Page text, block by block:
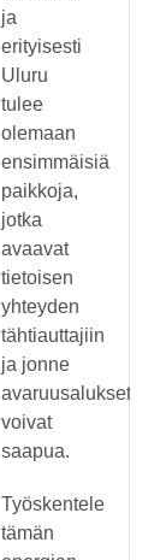
ja
erityisesti
Uluru
tulee
olemaan
ensimmäisiä
paikkoja,
jotka
avaavat
tietoisen
yhteyden
tähtiauttajiin
ja jonne
avaruusalukset
voivat
saapua.
Työskentele
tämän